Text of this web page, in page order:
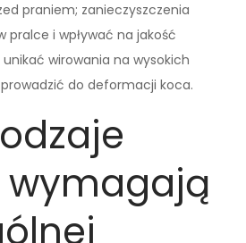
praniem; zanieczyszczenia
pralce i wpływać na jakość
unikać wirowania na wysokich
do deformacji koca.
wymagają